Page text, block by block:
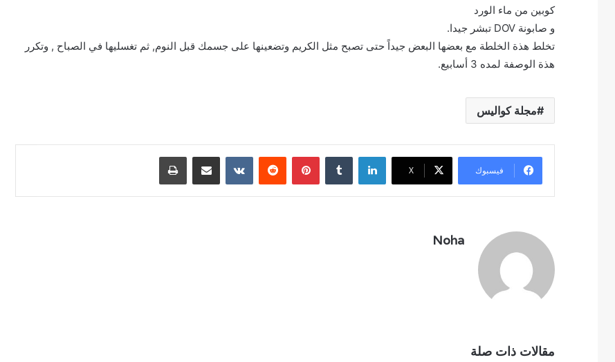
كوبين من ماء الورد
و صابونة DOV تبشر جيدا.
تخلط هذة الخلطة مع بعضها البعض جيداً حتى تصبح مثل الكريم وتضعينها على جسمك قبل النوم, ثم تغسليها في الصباح , وتكرر
هذة الوصفة لمده 3 أسابيع.
مجلة كواليس
فيسبوك ‫X
لينكدإن بينتيريست مشاركة عبر البريد طباعة
Noha
مقالات ذات صلة